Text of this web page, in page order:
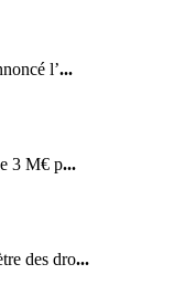
l’...
3 M€ p...
des dro...